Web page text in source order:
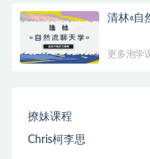
清林«自
更多泡学
撩妹课程
Chris柯李思